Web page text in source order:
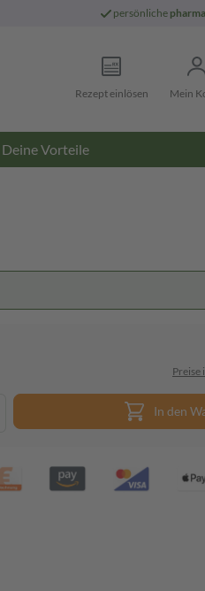
persönliche
Rezept einlösen Mein
Deine Vorteile
Preise
In den